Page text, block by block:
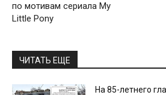
по мотивам сериала My
Little Pony
ЧИТАТЬ ЕЩЕ
На 85-летнего